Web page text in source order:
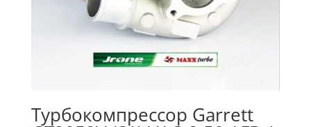
Турбокомпрессор Garrett